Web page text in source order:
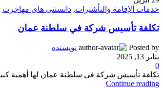
خدمات الإقامة والتأشيرات, دانستنی های مهاجرت
تكلفة تأسيس شركة في سلطنة عمان
Posted by
نویسنده
يناير 13, 2025
0
تكلفة تأسيس شركة في سلطنة عمان لها أهمية كبيرة
Continue reading